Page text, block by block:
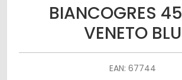
BIANCOGRES
VENETO BLU
EAN: 67744